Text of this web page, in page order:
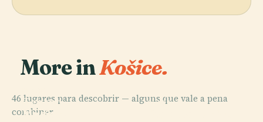
More inKošice.
46 lugares para descobrir — alguns que vale a pena
combinar.
Teatro
Nacional de
PLACE
PLACE
Museu
PLACE